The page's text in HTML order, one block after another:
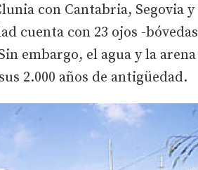
con Cantabria, Segovia y
cuenta con 23 ojos -bóvedas
embargo, el agua y la arena
2.000 años de antigüedad.